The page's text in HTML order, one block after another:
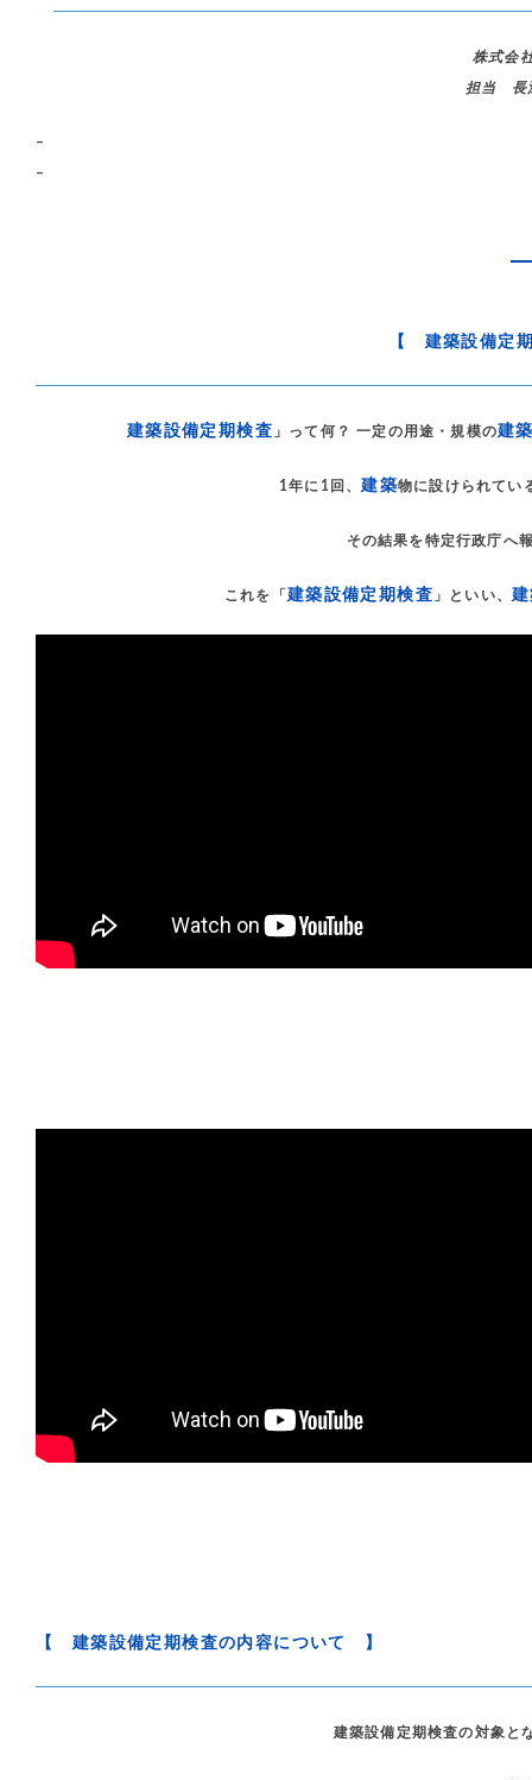
株式会
担当 長
–
–
【 建築設備定
建築設備定期検査 」って何？ 一定の用途・規模の建
1年に1回、建築物に設けられてい
その結果を特定行政庁へ
これを「 建築設備定期検査 」といい、
【 建築設備定期検査の内容について 】
建築設備定期検査の対象と